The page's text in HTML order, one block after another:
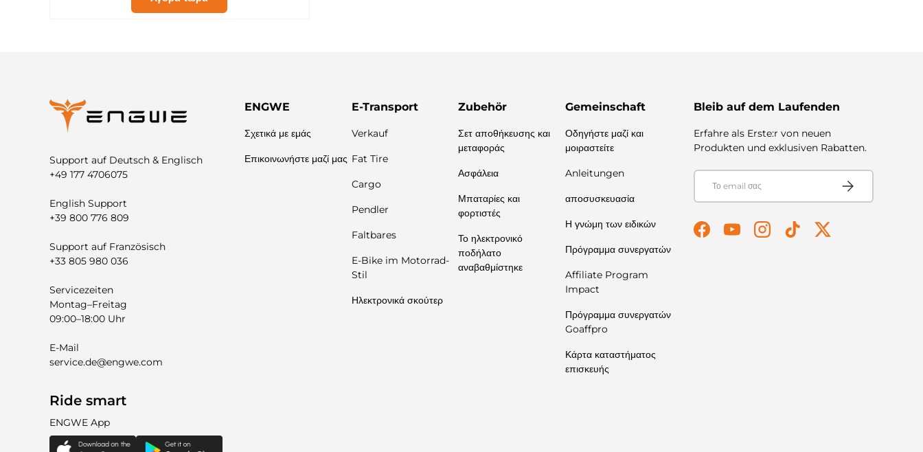
Support auf Deutsch & Englisch
+49 177 4706075
English Support
+39 800 776 809
Support auf Französisch
+33 805 980 036
Servicezeiten
Montag–Freitag
09:00–18:00 Uhr
E-Mail
service.de@engwe.com
Ride smart
ENGWE App
ENGWE
Σχετικά με εμάς
Επικοινωνήστε μαζί μας
E-Transport
Verkauf
Fat Tire
Cargo
Pendler
Faltbares
E-Bike im Motorrad-
Stil
Ηλεκτρονικά σκούτερ
Zubehör
Σετ αποθήκευσης και
μεταφοράς
Ασφάλεια
Μπαταρίες και
φορτιστές
Το ηλεκτρονικό
ποδήλατο
αναβαθμίστηκε
Gemeinschaft
Οδηγήστε μαζί και
μοιραστείτε
Anleitungen
αποσυσκευασία
Η γνώμη των ειδικών
Πρόγραμμα συνεργατών
Affiliate Program
Impact
Πρόγραμμα συνεργατών
Goaffpro
Κάρτα καταστήματος
επισκευής
Bleib auf dem Laufenden
Erfahre als Erste:r von neuen
Produkten und exklusiven Rabatten.
E-mail
Συνεισφέρω
FacebookYouTubeInstagramTikTokTwitter